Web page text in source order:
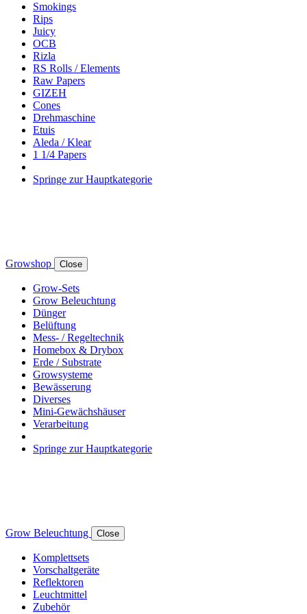
Smokings
Rips
Juicy
OCB
Rizla
RS Rolls / Elements
Raw Papers
GIZEH
Cones
Drehmaschine
Etuis
Aleda / Klear
1 1/4 Papers
Springe zur Hauptkategorie
Growshop Close
Grow-Sets
Grow Beleuchtung
Dünger
Belüftung
Mess- / Regeltechnik
Homebox & Drybox
Erde / Substrate
Growsysteme
Bewässerung
Diverses
Mini-Gewächshäuser
Verarbeitung
Springe zur Hauptkategorie
Grow Beleuchtung Close
Komplettsets
Vorschaltgeräte
Reflektoren
Leuchtmittel
Zubehör